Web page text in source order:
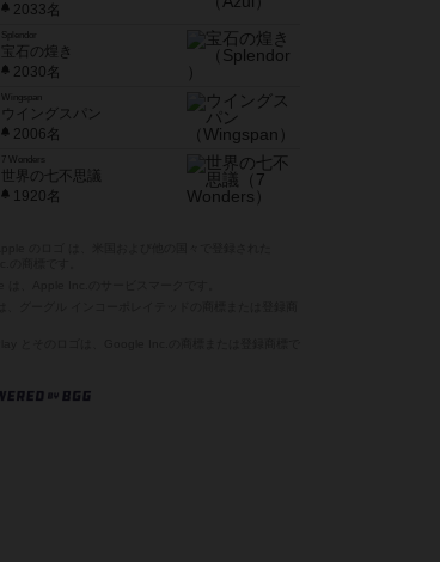
2033名
宝石の煌き
2030名
Wingspan
ウイングスパン
2006名
7 Wonders
世界の七不思議
1920名